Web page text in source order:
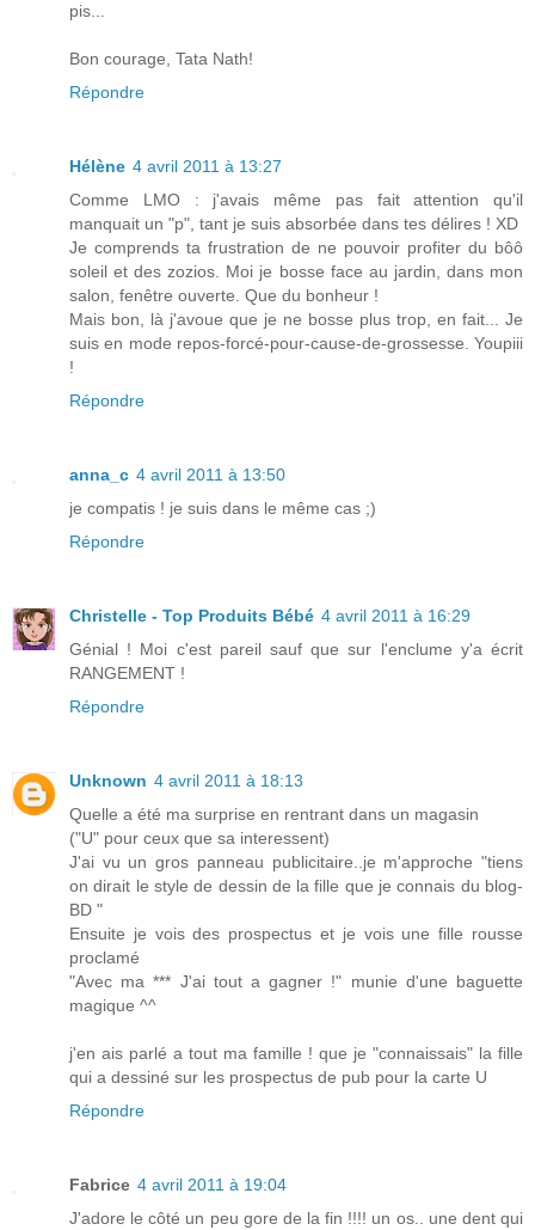
pis...
Bon courage, Tata Nath!
Répondre
Hélène 4 avril 2011 à 13:27
Comme LMO : j'avais même pas fait attention qu'il
manquait un "p", tant je suis absorbée dans tes délires ! XD
Je comprends ta frustration de ne pouvoir profiter du bôô
soleil et des zozios. Moi je bosse face au jardin, dans mon
salon, fenêtre ouverte. Que du bonheur !
Mais bon, là j'avoue que je ne bosse plus trop, en fait... Je
suis en mode repos-forcé-pour-cause-de-grossesse. Youpiii
!
Répondre
anna_c 4 avril 2011 à 13:50
je compatis ! je suis dans le même cas ;)
Répondre
Christelle - Top Produits Bébé 4 avril 2011 à 16:29
Génial ! Moi c'est pareil sauf que sur l'enclume y'a écrit
RANGEMENT !
Répondre
Unknown 4 avril 2011 à 18:13
Quelle a été ma surprise en rentrant dans un magasin
("U" pour ceux que sa interessent)
J'ai vu un gros panneau publicitaire..je m'approche "tiens
on dirait le style de dessin de la fille que je connais du blog-
BD "
Ensuite je vois des prospectus et je vois une fille rousse
proclamé
"Avec ma *** J'ai tout a gagner !" munie d'une baguette
magique ^^
j'en ais parlé a tout ma famille ! que je "connaissais" la fille
qui a dessiné sur les prospectus de pub pour la carte U
Répondre
Fabrice 4 avril 2011 à 19:04
J'adore le côté un peu gore de la fin !!!! un os.. une dent qui